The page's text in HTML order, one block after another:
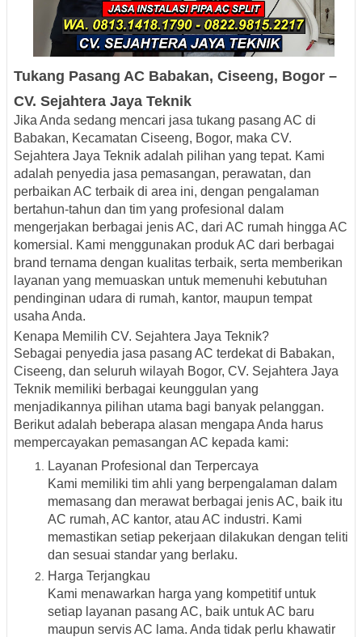
Tukang Pasang AC Babakan, Ciseeng, Bogor –
CV. Sejahtera Jaya Teknik
Jika Anda sedang mencari jasa tukang pasang AC di
Babakan, Kecamatan Ciseeng, Bogor, maka CV.
Sejahtera Jaya Teknik adalah pilihan yang tepat. Kami
adalah penyedia jasa pemasangan, perawatan, dan
perbaikan AC terbaik di area ini, dengan pengalaman
bertahun-tahun dan tim yang profesional dalam
mengerjakan berbagai jenis AC, dari AC rumah hingga AC
komersial. Kami menggunakan produk AC dari berbagai
brand ternama dengan kualitas terbaik, serta memberikan
layanan yang memuaskan untuk memenuhi kebutuhan
pendinginan udara di rumah, kantor, maupun tempat
usaha Anda.
Kenapa Memilih CV. Sejahtera Jaya Teknik?
Sebagai penyedia jasa pasang AC terdekat di Babakan,
Ciseeng, dan seluruh wilayah Bogor, CV. Sejahtera Jaya
Teknik memiliki berbagai keunggulan yang
menjadikannya pilihan utama bagi banyak pelanggan.
Berikut adalah beberapa alasan mengapa Anda harus
mempercayakan pemasangan AC kepada kami:
Layanan Profesional dan Terpercaya
Kami memiliki tim ahli yang berpengalaman dalam
memasang dan merawat berbagai jenis AC, baik itu
AC rumah, AC kantor, atau AC industri. Kami
memastikan setiap pekerjaan dilakukan dengan teliti
dan sesuai standar yang berlaku.
Harga Terjangkau
Kami menawarkan harga yang kompetitif untuk
setiap layanan pasang AC, baik untuk AC baru
maupun servis AC lama. Anda tidak perlu khawatir